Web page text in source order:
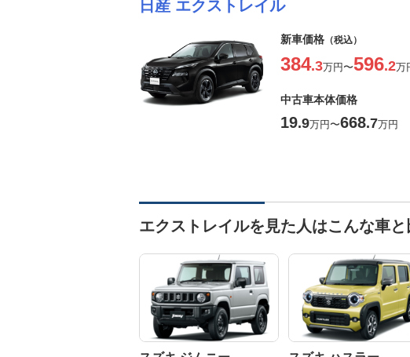
日産 エクストレイル
新車価格 （税込）
384.3万円〜596.2万
中古車本体価格
19.9万円〜668.7万円
エクストレイルを見た人はこんな車